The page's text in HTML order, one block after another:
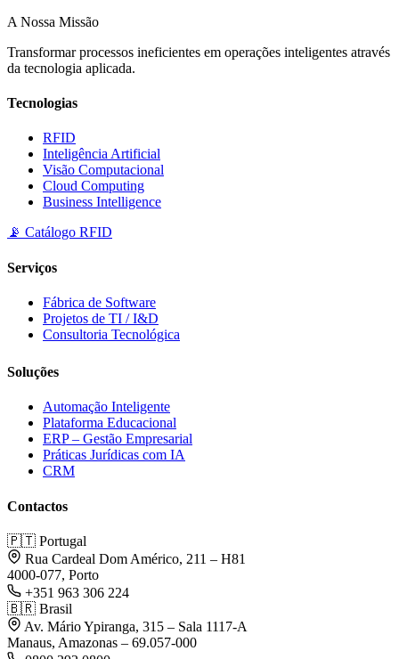
A Nossa Missão
Transformar processos ineficientes em operações inteligentes através
da tecnologia aplicada.
Tecnologias
RFID
Inteligência Artificial
Visão Computacional
Cloud Computing
Business Intelligence
📡 Catálogo RFID
Serviços
Fábrica de Software
Projetos de TI / I&D
Consultoria Tecnológica
Soluções
Automação Inteligente
Plataforma Educacional
ERP – Gestão Empresarial
Práticas Jurídicas com IA
CRM
Contactos
🇵🇹 Portugal
Rua Cardeal Dom Américo, 211 – H81
4000-077, Porto
+351 963 306 224
🇧🇷 Brasil
Av. Mário Ypiranga, 315 – Sala 1117-A
Manaus, Amazonas – 69.057-000